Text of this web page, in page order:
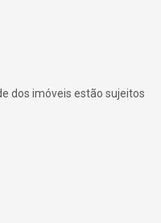
dos imóveis estão sujeitos